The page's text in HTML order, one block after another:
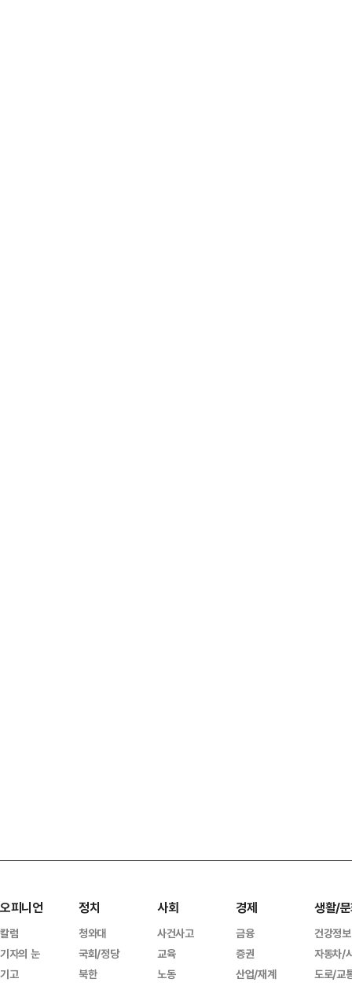
오피니언
칼럼
기자의 눈
기고
정치
청와대
국회/정당
북한
사회
사건사고
교육
노동
경제
금융
증권
산업/재계
생활/
건강정보
자동차/
도로/교